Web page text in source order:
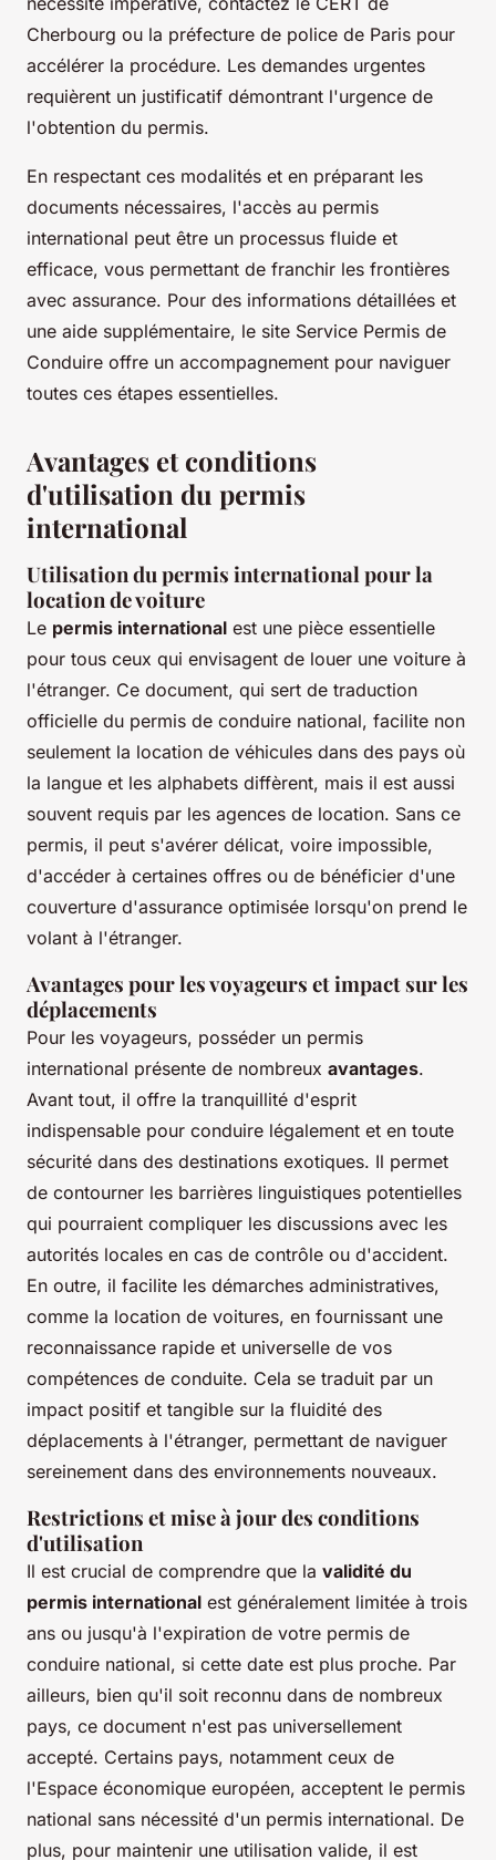
Cherbourg ou la préfecture de police de Paris pour
accélérer la procédure. Les demandes urgentes
requièrent un justificatif démontrant l'urgence de
l'obtention du permis.
En respectant ces modalités et en préparant les
documents nécessaires, l'accès au permis
international peut être un processus fluide et
efficace, vous permettant de franchir les frontières
avec assurance. Pour des informations détaillées et
une aide supplémentaire, le site Service Permis de
Conduire offre un accompagnement pour naviguer
toutes ces étapes essentielles.
Avantages et conditions
d'utilisation du permis
international
Utilisation du permis international pour la
location de voiture
Le permis international est une pièce essentielle
pour tous ceux qui envisagent de louer une voiture à
l'étranger. Ce document, qui sert de traduction
officielle du permis de conduire national, facilite non
seulement la location de véhicules dans des pays où
la langue et les alphabets diffèrent, mais il est aussi
souvent requis par les agences de location. Sans ce
permis, il peut s'avérer délicat, voire impossible,
d'accéder à certaines offres ou de bénéficier d'une
couverture d'assurance optimisée lorsqu'on prend le
volant à l'étranger.
Avantages pour les voyageurs et impact sur les
déplacements
Pour les voyageurs, posséder un permis
international présente de nombreux avantages.
Avant tout, il offre la tranquillité d'esprit
indispensable pour conduire légalement et en toute
sécurité dans des destinations exotiques. Il permet
de contourner les barrières linguistiques potentielles
qui pourraient compliquer les discussions avec les
autorités locales en cas de contrôle ou d'accident.
En outre, il facilite les démarches administratives,
comme la location de voitures, en fournissant une
reconnaissance rapide et universelle de vos
compétences de conduite. Cela se traduit par un
impact positif et tangible sur la fluidité des
déplacements à l'étranger, permettant de naviguer
sereinement dans des environnements nouveaux.
Restrictions et mise à jour des conditions
d'utilisation
Il est crucial de comprendre que la validité du
permis international est généralement limitée à trois
ans ou jusqu'à l'expiration de votre permis de
conduire national, si cette date est plus proche. Par
ailleurs, bien qu'il soit reconnu dans de nombreux
pays, ce document n'est pas universellement
accepté. Certains pays, notamment ceux de
l'Espace économique européen, acceptent le permis
national sans nécessité d'un permis international. De
plus, pour maintenir une utilisation valide, il est